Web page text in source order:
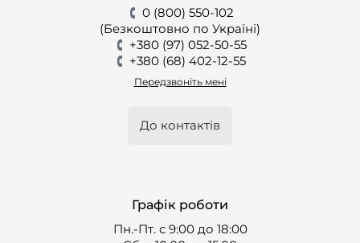
0 (800) 550-102
(Безкоштовно по Україні)
+380 (97) 052-50-55
+380 (68) 402-12-55
Передзвоніть мені
До контактів
Графік роботи
Пн.-Пт. с 9:00 до 18:00